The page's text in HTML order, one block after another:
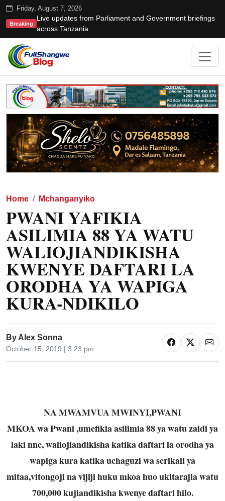
Friday, August 7, 2026
Breaking
Live updates from Parliament and Government briefings
across Tanzania
Home Mchanganyiko
PWANI YAFIKIA
ASILIMIA 88 YA WATU
WALIOJIANDIKISHA
KWENYE DAFTARI LA
ORODHA YA WAPIGA
KURA-NDIKILO
By Alex Sonna
October 15, 2019 | 3:23 pm
NA MWAMVUA MWINYI,PWANI
MKOA wa Pwani ,umefikia asilimia 88 ya watu zaidi ya
laki nne, waliojiandikisha katika daftari la orodha ya
wapiga kura katika uchaguzi wa serikali ya
mitaa,vitongoji na vijiji huku mkoa huo ukitarajia watu
700,000 kujiandikisha kwenye daftari hilo.